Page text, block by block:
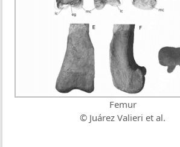
Femur
© Juárez Valieri et al.